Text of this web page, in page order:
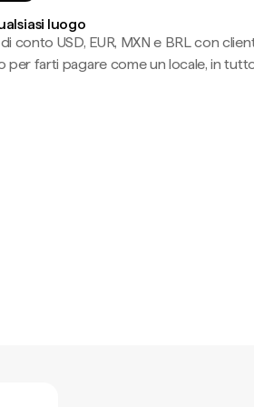
luogo
conto USD, EUR, MXN e BRL con
farti pagare come un locale, in